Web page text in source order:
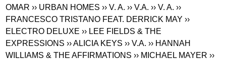
OMAR ›› URBAN HOMES ›› V. A. ›› V.A. ›› V. A. ››
FRANCESCO TRISTANO FEAT. DERRICK MAY ››
ELECTRO DELUXE ›› LEE FIELDS & THE
EXPRESSIONS ›› ALICIA KEYS ›› V.A. ›› HANNAH
WILLIAMS & THE AFFIRMATIONS ›› MICHAEL MAYER ››